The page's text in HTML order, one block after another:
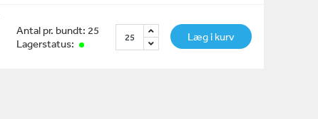
Antal pr. bundt: 25
Lagerstatus:
Læg i kurv